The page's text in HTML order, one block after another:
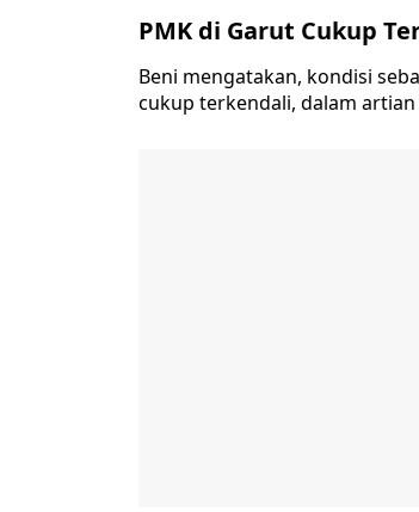
PMK di Garut Cukup
Beni mengatakan, kondisi
cukup terkendali, dalam